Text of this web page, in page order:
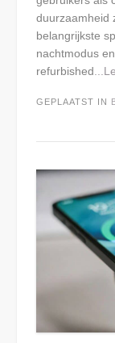
duurzaamheid
belangrijkste
nachtmodus
refurbished
GEPLAATST IN